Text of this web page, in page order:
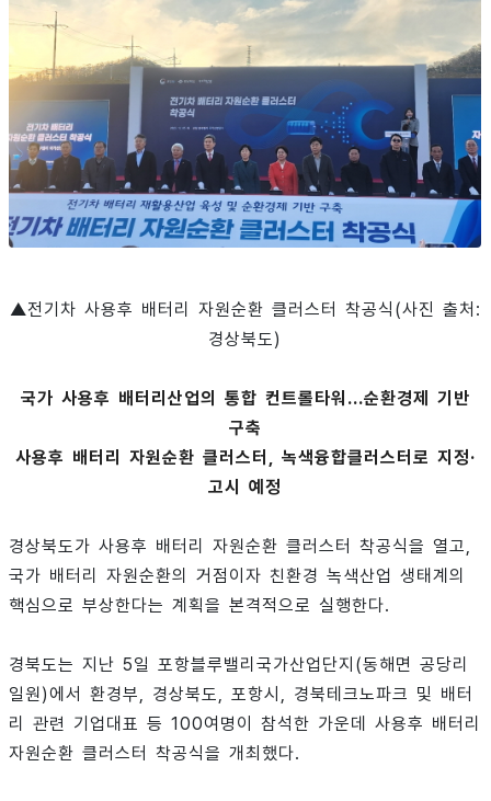
▲전기차 사용후 배터리 자원순환 클러스터 착공식(사진 출처:
경상북도)
국가 사용후 배터리산업의 통합 컨트롤타워...순환경제 기반
구축
사용후 배터리 자원순환 클러스터, 녹색융합클러스터로 지정·
고시 예정
경상북도가 사용후 배터리 자원순환 클러스터 착공식을 열고,
국가 배터리 자원순환의 거점이자 친환경 녹색산업 생태계의
핵심으로 부상한다는 계획을 본격적으로 실행한다.
경북도는 지난 5일 포항블루밸리국가산업단지(동해면 공당리
일원)에서 환경부, 경상북도, 포항시, 경북테크노파크 및 배터
리 관련 기업대표 등 100여명이 참석한 가운데 사용후 배터리
자원순환 클러스터 착공식을 개최했다.